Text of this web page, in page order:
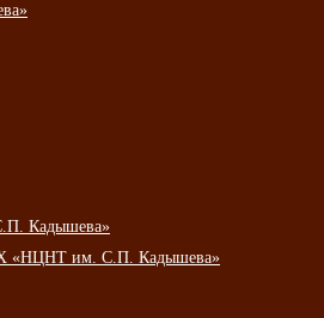
Кадышева»
РХ «НЦНТ им. С.П. Кадышева»